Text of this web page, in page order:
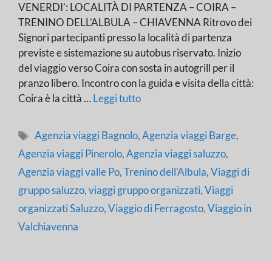
VENERDI’: LOCALITÀ DI PARTENZA – COIRA –
TRENINO DELL’ALBULA – CHIAVENNA Ritrovo dei
Signori partecipanti presso la località di partenza
previste e sistemazione su autobus riservato. Inizio
del viaggio verso Coira con sosta in autogrill per il
pranzo libero. Incontro con la guida e visita della città:
Coira è la città …Leggi tutto
Tag
Agenzia viaggi Bagnolo,Agenzia viaggi Barge,
Agenzia viaggi Pinerolo,Agenzia viaggi saluzzo,
Agenzia viaggi valle Po,Trenino dell'Albula,Viaggi di
gruppo saluzzo,viaggi gruppo organizzati,Viaggi
organizzati Saluzzo,Viaggio di Ferragosto,Viaggio in
Valchiavenna